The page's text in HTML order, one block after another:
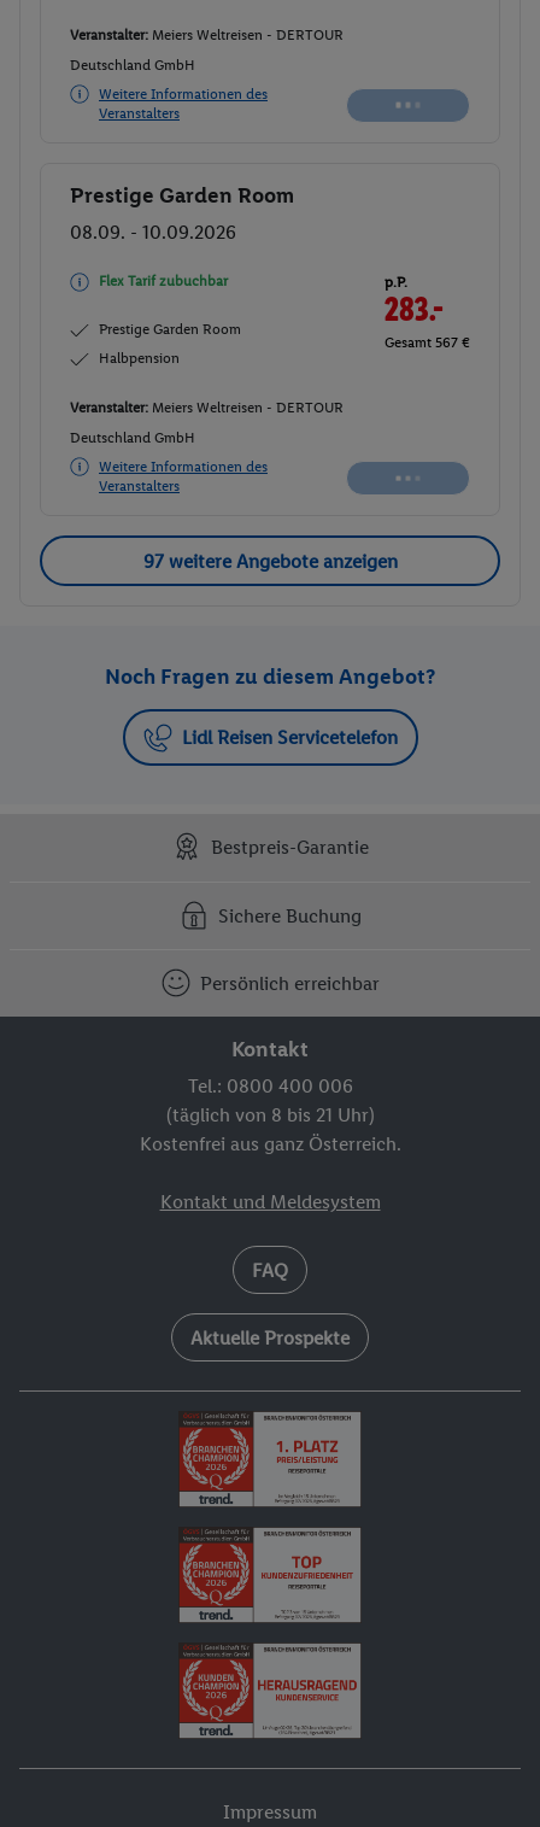
Veranstalter: Meiers Weltreisen - DERTOUR
Deutschland GmbH
Weitere Informationen des
Veranstalters
Buchen
Prestige Garden Room
08.09. - 10.09.2026
Flex Tarif zubuchbar
Prestige Garden Room
Halbpension
p.P.
283.-
Gesamt 567 €
Veranstalter: Meiers Weltreisen -
DERTOUR Deutschland GmbH
Weitere Informationen des
Veranstalters
verfügbar
97 weitere Angebote anzeigen
Noch Fragen zu diesem Angebot?
Lidl Reisen Servicetelefon
Bestpreis-Garantie
Sichere Buchung
Persönlich erreichbar
Kontakt
Tel.: 0800 400 006
(täglich von 8 bis 21 Uhr)
Kostenfrei aus ganz Österreich.
Kontakt und Meldesystem
FAQ
Aktuelle Prospekte
Impressum